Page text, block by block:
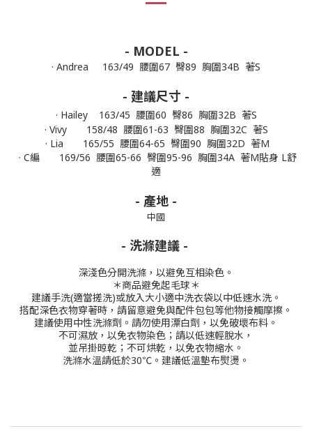
- MODEL -
· Andrea 163/49 腰圍67 臀89 胸圍34B 著S
- 建議尺寸 -
· Hailey 163/45 腰圍60 臀86 胸圍32B 著S
· Vivy 158/48 腰圍61-63 臀圍88 胸圍32C 著S
· Lia 165/55 腰圍64-65 臀圍90 胸圍32D 著M
· C編 169/56 腰圍65-66 臀圍95-96 胸圍34A 著M貼身 L舒
適
- 產地 -
中國
- 洗滌建議 -
深淺色分開洗滌，以避免互相染色。
＊商品避免起毛球＊
建議手洗(適當搓洗)或放入大小適中洗衣袋以中低速水洗。
搭配深色衣物穿著時，請留意避免與配件包包等他物接觸摩擦。
建議使用中性洗滌劑。 請勿使用漂白劑，以免破壞布料。
不可濕放，以免衣物染色；請以低速輕脫水，
並吊掛晾乾；不可烘乾，以免衣物縮水。
洗滌水溫請低於30℃。 建議低溫墊布熨燙。